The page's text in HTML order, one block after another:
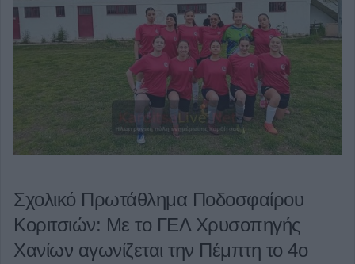
Σχολικό Πρωτάθλημα Ποδοσφαίρου
Κοριτσιών: Με το ΓΕΛ Χρυσοπηγής
Χανίων αγωνίζεται την Πέμπτη το 4ο